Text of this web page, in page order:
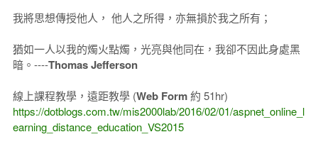
我將思想傳授他人， 他人之所得，亦無損於我之所有；
猶如一人以我的燭火點燭，光亮與他同在，我卻不因此身處黑
暗。----Thomas Jefferson
線上課程教學，遠距教學 (Web Form約 51hr)
https://dotblogs.com.tw/mis2000lab/2016/02/01/aspnet_online_l
earning_distance_education_VS2015